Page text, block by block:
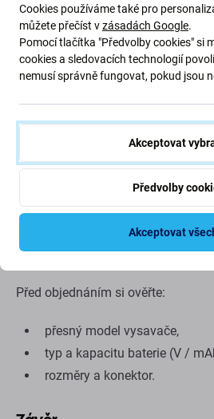
Jak vybrat správnou
Před objednáním si ověřte:
přesný model vysavače,
typ a kapacitu baterie (V /
rozměry a konektor.
Cookies používáme také pro
můžete přečíst vzásadách Google.
Pomocí tlačítka "Předvolby cookies" si
cookies a sledovacích technologií
nemusí správně fungovat, pokud jsou
Akceptovat
Předvolby
Akceptovat